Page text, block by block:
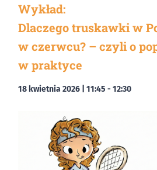
Wykład:
Dlaczego truskawki w
w czerwcu? – czyli o
w praktyce
18 kwietnia 2026 | 11:45 - 12:30